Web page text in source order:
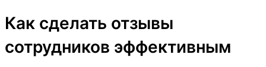
Как сделать отзывы
сотрудников эффективным